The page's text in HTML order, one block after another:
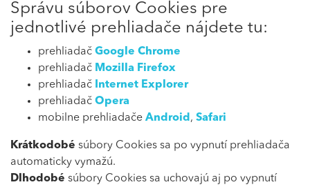
Správu súborov Cookies pre
jednotlivé prehliadače nájdete tu:
prehliadač Google Chrome
prehliadač Mozilla Firefox
prehliadač Internet Explorer
prehliadač Opera
mobilne prehliadače Android, Safari
Krátkodobé súbory Cookies sa po vypnutí prehliadača
automaticky vymažú.
Dlhodobé súbory Cookies sa uchovajú aj po vypnutí